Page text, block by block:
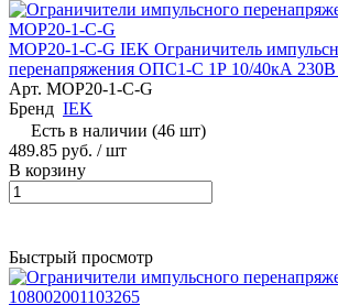
MOP20-1-C-G IEK Ограничитель
перенапряжения ОПС1-C 1Р 10/40кА
Арт. MOP20-1-C-G
Бренд IEK
Есть в наличии (46 шт)
489.85 руб. / шт
В корзину
Быстрый просмотр